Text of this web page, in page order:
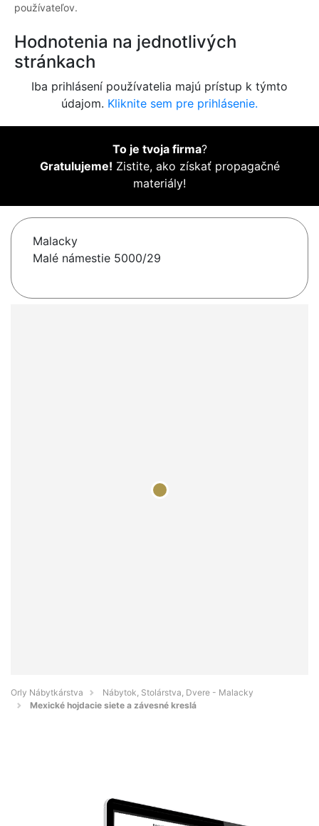
používateľov.
Hodnotenia na jednotlivých
stránkach
Iba prihlásení používatelia majú prístup k týmto
údajom. Kliknite sem pre prihlásenie.
To je tvoja firma?
Gratulujeme! Zistite, ako získať propagačné
materiály!
Malacky
Malé námestie 5000/29
Orly Nábytkárstva
Nábytok, Stolárstva, Dvere - Malacky
Mexické hojdacie siete a závesné kreslá